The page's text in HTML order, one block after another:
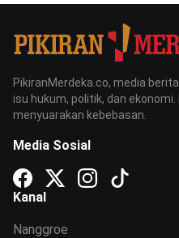
PikiranMerdeka.co, media
isu hukum, politik, dan
menyuarakan kebebasan.
Media Sosial
Kanal
Nanggroe